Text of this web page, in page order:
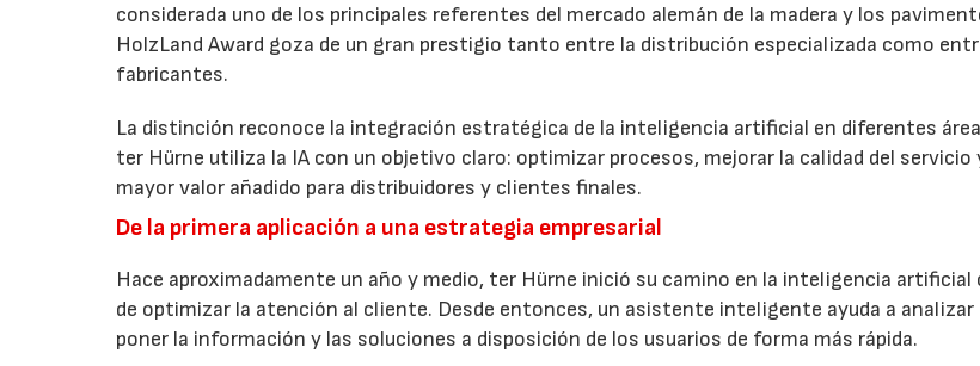
considerada uno de los principales referentes del mercado alemán de la madera y los
HolzLand Award goza de un gran prestigio tanto entre la distribución especializada como
fabricantes.
La distinción reconoce la integración estratégica de la inteligencia artificial en diferentes
ter Hürne utiliza la IA con un objetivo claro: optimizar procesos, mejorar la calidad del servicio
mayor valor añadido para distribuidores y clientes finales.
De la primera aplicación a una estrategia empresarial
Hace aproximadamente un año y medio, ter Hürne inició su camino en la inteligencia
de optimizar la atención al cliente. Desde entonces, un asistente inteligente ayuda a analizar
poner la información y las soluciones a disposición de los usuarios de forma más rápida.